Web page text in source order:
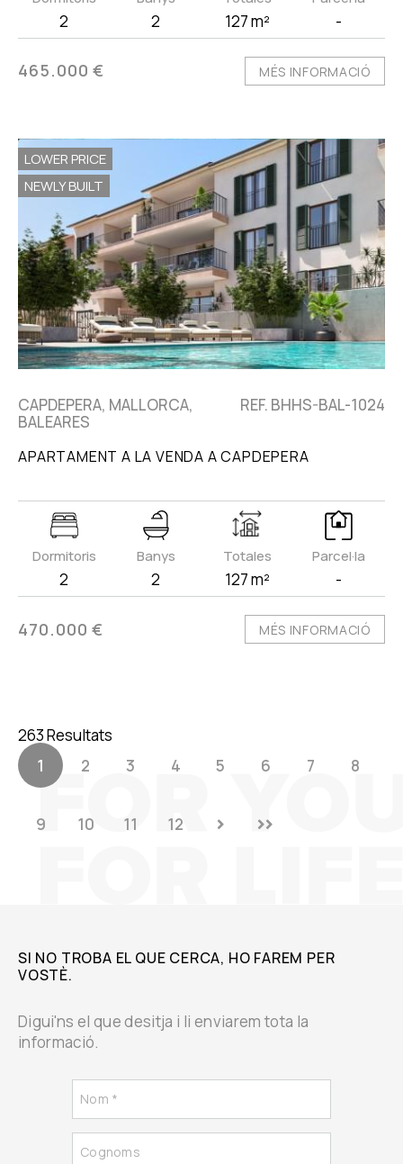
2 2 127 m² -
465.000 € MÉS INFORMACIÓ
LOWER PRICE
NEWLY BUILT
CAPDEPERA, MALLORCA,
BALEARES
REF. BHHS-BAL-1024
APARTAMENT A LA VENDA A CAPDEPERA
Dormitoris
2
Banys
2
Totales
127 m²
Parcel·la
-
470.000 € MÉS INFORMACIÓ
263 Resultats
1
2 3 4 5 6 7 8
9 10 11 12
SI NO TROBA EL QUE CERCA, HO FAREM PER
VOSTÈ.
Digui'ns el que desitja i li enviarem tota la
informació.